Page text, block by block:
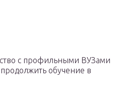
с профильными ВУЗами
обучение в